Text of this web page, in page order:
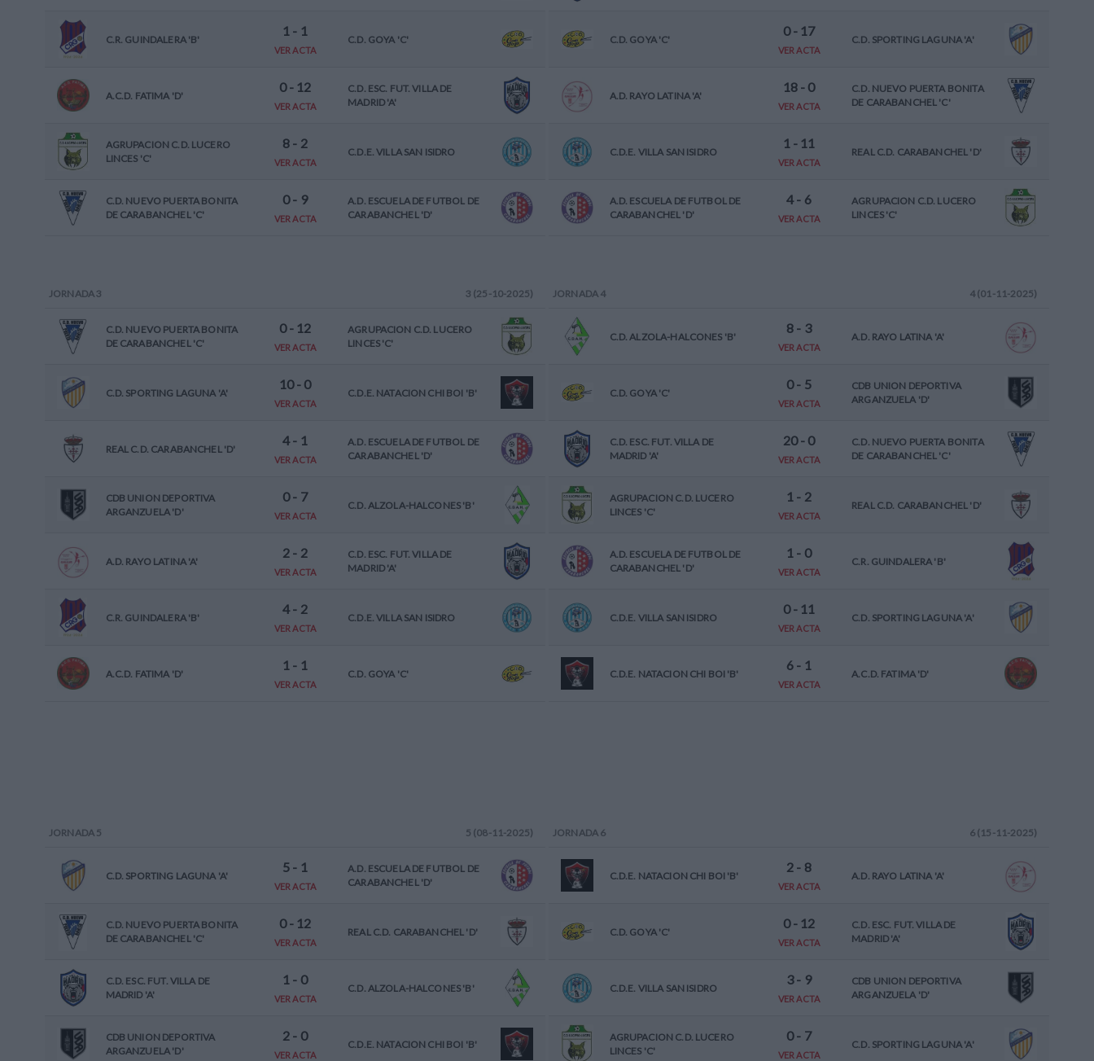
C.R. GUINDALERA 'B'
1 - 1
VER ACTA
C.D. GOYA 'C'
A.C.D. FATIMA 'D'
0- 12
VER ACTA
C.D. ESC. FUT. VILLA DE
MADRID 'A'
AGRUPACION C.D. LUCERO
LINCES 'C'
8 - 2
VER ACTA
C.D.E. VILLA SAN ISIDRO
C.D. NUEVO PUERTA BONITA
DE CARABANCHEL 'C'
0- 9
VER ACTA
A.D. ESCUELA DE FUTBOL DE
CARABANCHEL 'D'
C.D. GOYA 'C'
0- 17
VER ACTA
C.D. SPORTING LAGUNA 'A'
A.D. RAYO LATINA 'A'
18- 0
VER ACTA
C.D. NUEVO PUERTA BONITA
DE CARABANCHEL 'C'
C.D.E. VILLA SAN ISIDRO
1- 11
VER ACTA
REAL C.D. CARABANCHEL 'D'
A.D. ESCUELA DE FUTBOL DE
CARABANCHEL 'D'
4- 6
VER ACTA
AGRUPACION C.D. LUCERO
LINCES 'C'
JORNADA 3 3 (25-10-2025)
C.D. NUEVO PUERTA BONITA
DE CARABANCHEL 'C'
0- 12
VER ACTA
AGRUPACION C.D. LUCERO
LINCES 'C'
C.D. SPORTING LAGUNA 'A'
10- 0
VER ACTA
C.D.E. NATACION CHI BOI 'B'
REAL C.D. CARABANCHEL 'D'
4- 1
VER ACTA
A.D. ESCUELA DE FUTBOL DE
CARABANCHEL 'D'
CDB UNION DEPORTIVA
ARGANZUELA 'D'
0- 7
VER ACTA
C.D. ALZOLA-HALCONES 'B'
A.D. RAYO LATINA 'A'
2 - 2
VER ACTA
C.D. ESC. FUT. VILLA DE
MADRID 'A'
C.R. GUINDALERA 'B'
4- 2
VER ACTA
C.D.E. VILLA SAN ISIDRO
A.C.D. FATIMA 'D'
1 - 1
VER ACTA
C.D. GOYA 'C'
JORNADA 4 4 (01-11-2025)
C.D. ALZOLA-HALCONES 'B'
8 - 3
VER ACTA
A.D. RAYO LATINA 'A'
C.D. GOYA 'C'
0- 5
VER ACTA
CDB UNION DEPORTIVA
ARGANZUELA 'D'
C.D. ESC. FUT. VILLA DE
MADRID 'A'
20- 0
VER ACTA
C.D. NUEVO PUERTA BONITA
DE CARABANCHEL 'C'
AGRUPACION C.D. LUCERO
LINCES 'C'
1 - 2
VER ACTA
REAL C.D. CARABANCHEL 'D'
A.D. ESCUELA DE FUTBOL DE
CARABANCHEL 'D'
1 - 0
VER ACTA
C.R. GUINDALERA 'B'
C.D.E. VILLA SAN ISIDRO
0- 11
VER ACTA
C.D. SPORTING LAGUNA 'A'
C.D.E. NATACION CHI BOI 'B'
6 - 1
VER ACTA
A.C.D. FATIMA 'D'
JORNADA 5 5 (08-11-2025)
C.D. SPORTING LAGUNA 'A'
5 - 1
VER ACTA
A.D. ESCUELA DE FUTBOL DE
CARABANCHEL 'D'
C.D. NUEVO PUERTA BONITA
DE CARABANCHEL 'C'
0- 12
VER ACTA
REAL C.D. CARABANCHEL 'D'
C.D. ESC. FUT. VILLA DE
MADRID 'A'
1 - 0
VER ACTA
C.D. ALZOLA-HALCONES 'B'
CDB UNION DEPORTIVA
ARGANZUELA 'D'
2 - 0
VER ACTA
C.D.E. NATACION CHI BOI 'B'
JORNADA 6 6 (15-11-2025)
C.D.E. NATACION CHI BOI 'B'
2 - 8
VER ACTA
A.D. RAYO LATINA 'A'
C.D. GOYA 'C'
0- 12
VER ACTA
C.D. ESC. FUT. VILLA DE
MADRID 'A'
C.D.E. VILLA SAN ISIDRO
3- 9
VER ACTA
CDB UNION DEPORTIVA
ARGANZUELA 'D'
AGRUPACION C.D. LUCERO
LINCES 'C'
0- 7
VER ACTA
C.D. SPORTING LAGUNA 'A'